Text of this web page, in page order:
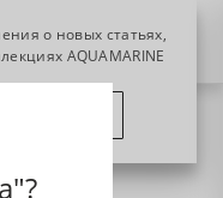
о новых статьях,
AQUAMARINE